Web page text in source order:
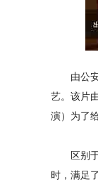
由公安
艺。该片
演）为了
区别于
时，满足